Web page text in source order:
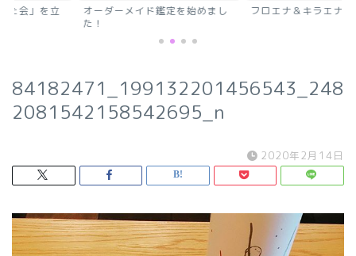
鑑定を始めまし フロエナ＆キラエナ
鶴峯もつこオリ
84182471_199132201456543_248
2081542158542695_n
2020年2月14日